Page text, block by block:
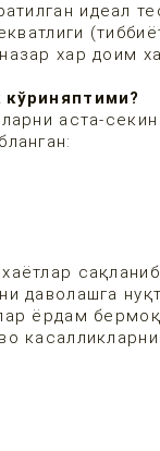
идеал
хар доим
аста-
даволашга
ёрдам